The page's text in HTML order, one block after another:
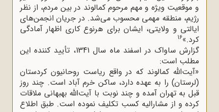
و موقعیت ویژه و مهم مرحوم کمالوند در بین مردم، از نظر
رژیم، منطقه مهمی محسوب می‌شد. در جریان انجمن‌های
ایالتی و ولایتی، ایشان برای هرنوع کاری اظهار آمادگی
کرد.»16
گزارش ساواک در اسفند ماه سال 1341، تأیید کننده این
مطلب است:
«آیت‌الله کمالوند که در واقع ریاست روحانیون کردستان
(لرستان) را به عهده دارد، ساکن خرم آباد است. چند روز
قبل به تهران آمده و چند نوبت با آیت‌الله بهبهانی ملاقات
کرده و از مشارالیه کسب تکلیف نموده است. طبق اطلاع